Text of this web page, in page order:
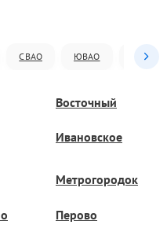
СВАО ЮВАО ЮАО
Восточный
Ивановское
Метрогородок
Перово